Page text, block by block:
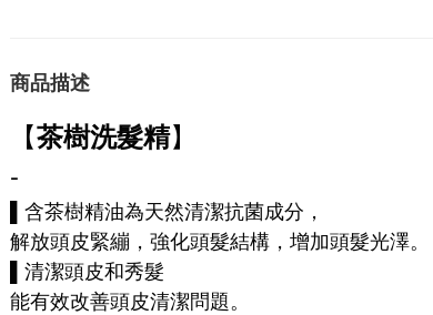
商品描述
【茶樹洗髮精】
-
▌含茶樹精油為天然清潔抗菌成分，
解放頭皮緊繃，強化頭髮結構，增加頭髮光澤。
▌清潔頭皮和秀髮
能有效改善頭皮清潔問題。